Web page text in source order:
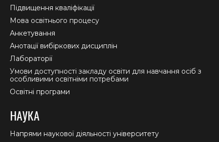
Підвищення кваліфікації
Мова освітнього процесу
Анкетування
Анотації вибіркових дисциплін
Лабораторії
Умови доступності закладу освіти для навчання осіб з
особливими освітніми потребами
Освітні програми
НАУКА
Напрями наукової діяльності університету